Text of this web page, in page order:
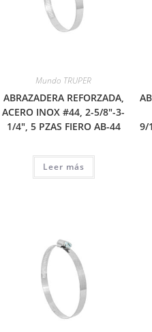
Mundo TRUPER
ABRAZADERA REFORZADA,
ACERO INOX #44, 2-5/8″-3-
1/4″, 5 PZAS FIERO AB-44
Leer más
9/